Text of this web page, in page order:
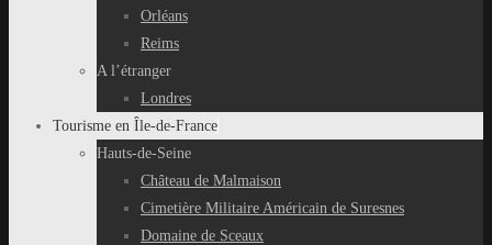
Orléans
Reims
A l’étranger
Londres
Tourisme en Île-de-France
Hauts-de-Seine
Château de Malmaison
Cimetière Militaire Américain de Suresnes
Domaine de Sceaux